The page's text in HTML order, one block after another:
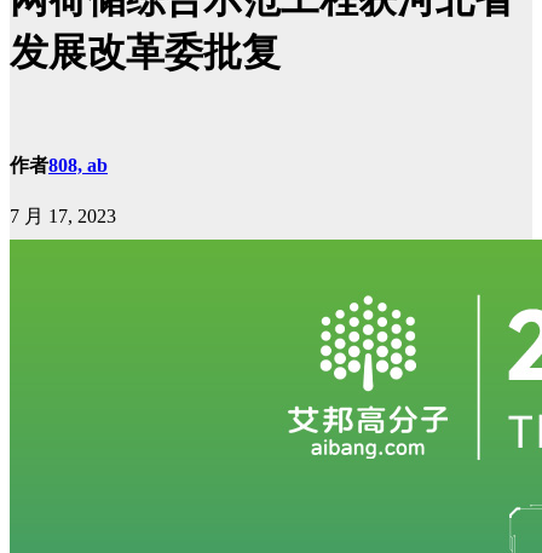
发展改革委批复
作者808, ab
7 月 17, 2023